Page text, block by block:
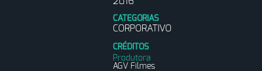
CATEGORIAS
CORPORATIVO
CRÉDITOS
Produtora
AGV Filmes